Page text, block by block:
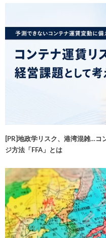
[PR]地政学リスク、港湾混雑…コ
ジ方法「FFA」とは